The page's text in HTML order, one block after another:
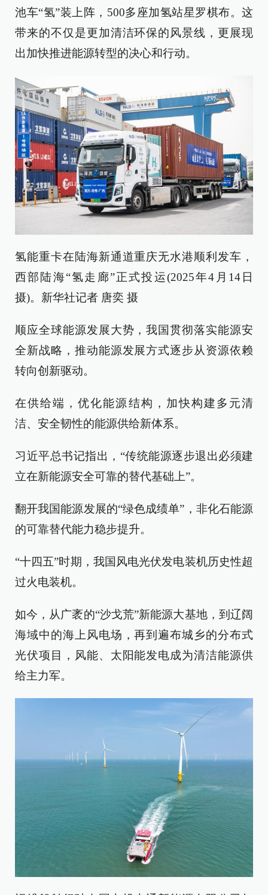
池车“氢”装上阵，500多座加氢站星罗棋布。这
带来的不仅是更加清洁环保的风景线，更展现
出加快推进能源转型的决心和行动。
氢能重卡在陆海新通道重庆无水港顺利发车，
西部陆海“氢走廊”正式投运(2025年4月14日
摄)。新华社记者 唐奕 摄
顺应全球能源发展大势，我国贯彻落实能源安
全新战略，推动能源发展方式逐步从资源依赖
转向创新驱动。
在供给端，优化能源结构，加快构建多元清
洁、安全韧性的能源供给新体系。
习近平总书记指出，“传统能源逐步退出必须建
立在新能源安全可靠的替代基础上”。
翻开我国能源发展的“绿色成绩单”，非化石能源
的可靠替代能力稳步提升。
“十四五”时期，我国风电光伏发电装机历史性超
过火电装机。
如今，从广袤的“沙戈荒”新能源大基地，到辽阔
海域中的海上风电场，再到遍布城乡的分布式
光伏项目，风能、太阳能发电成为清洁能源供
给主力军。